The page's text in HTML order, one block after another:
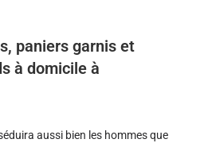
paniers garnis et
à domicile à
aussi bien les hommes que